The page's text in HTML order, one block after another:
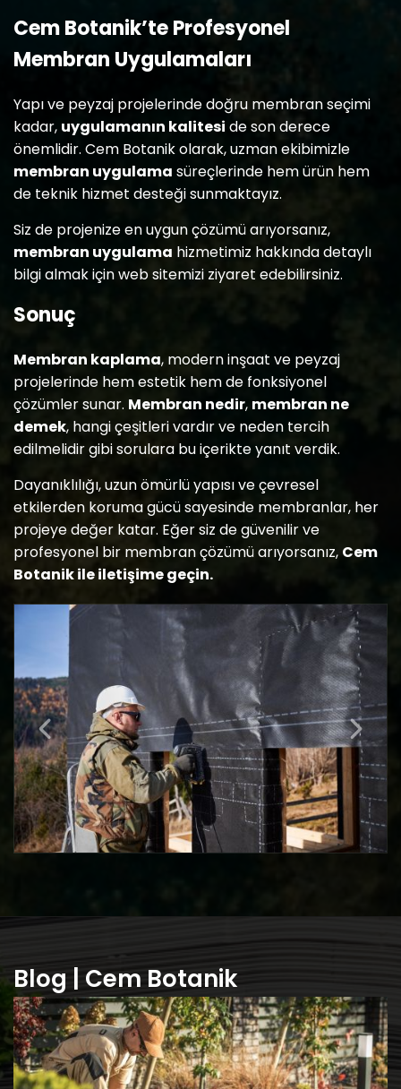
Cem Botanik’te Profesyonel
Membran Uygulamaları
Yapı ve peyzaj projelerinde doğru membran seçimi
kadar, uygulamanın kalitesi de son derece
önemlidir. Cem Botanik olarak, uzman ekibimizle
membran uygulama süreçlerinde hem ürün hem
de teknik hizmet desteği sunmaktayız.
Siz de projenize en uygun çözümü arıyorsanız,
membran uygulama hizmetimiz hakkında detaylı
bilgi almak için web sitemizi ziyaret edebilirsiniz.
Sonuç
Membran kaplama, modern inşaat ve peyzaj
projelerinde hem estetik hem de fonksiyonel
çözümler sunar. Membran nedir, membran ne
demek, hangi çeşitleri vardır ve neden tercih
edilmelidir gibi sorulara bu içerikte yanıt verdik.
Dayanıklılığı, uzun ömürlü yapısı ve çevresel
etkilerden koruma gücü sayesinde membranlar, her
projeye değer katar. Eğer siz de güvenilir ve
profesyonel bir membran çözümü arıyorsanız, Cem
Botanik ile iletişime geçin.
Blog | Cem Botanik